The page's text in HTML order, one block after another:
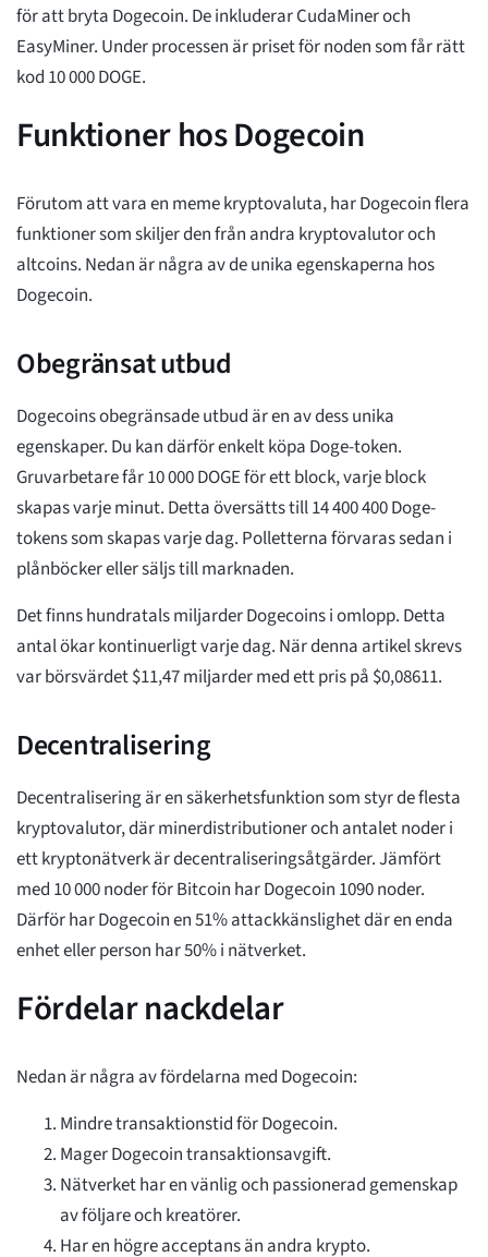
för att bryta Dogecoin. De inkluderar CudaMiner och
EasyMiner. Under processen är priset för noden som får rätt
kod 10 000 DOGE.
Funktioner hos Dogecoin
Förutom att vara en meme kryptovaluta, har Dogecoin flera
funktioner som skiljer den från andra kryptovalutor och
altcoins. Nedan är några av de unika egenskaperna hos
Dogecoin.
Obegränsat utbud
Dogecoins obegränsade utbud är en av dess unika
egenskaper. Du kan därför enkelt köpa Doge-token.
Gruvarbetare får 10 000 DOGE för ett block, varje block
skapas varje minut. Detta översätts till 14 400 400 Doge-
tokens som skapas varje dag. Polletterna förvaras sedan i
plånböcker eller säljs till marknaden.
Det finns hundratals miljarder Dogecoins i omlopp. Detta
antal ökar kontinuerligt varje dag. När denna artikel skrevs
var börsvärdet $11,47 miljarder med ett pris på $0,08611.
Decentralisering
Decentralisering är en säkerhetsfunktion som styr de flesta
kryptovalutor, där minerdistributioner och antalet noder i
ett kryptonätverk är decentraliseringsåtgärder. Jämfört
med 10 000 noder för Bitcoin har Dogecoin 1090 noder.
Därför har Dogecoin en 51% attackkänslighet där en enda
enhet eller person har 50% i nätverket.
Fördelar nackdelar
Nedan är några av fördelarna med Dogecoin:
Mindre transaktionstid för Dogecoin.
Mager Dogecoin transaktionsavgift.
Nätverket har en vänlig och passionerad gemenskap
av följare och kreatörer.
Har en högre acceptans än andra krypto.